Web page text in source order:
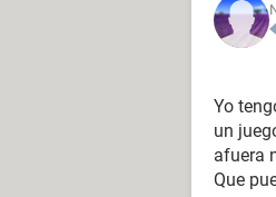
Yo
un
afuera
Que